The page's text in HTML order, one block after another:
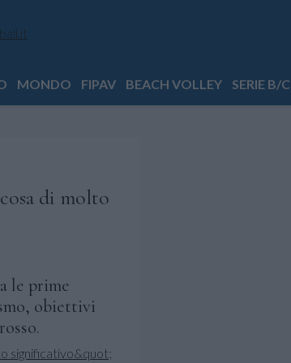
MONDO FIPAV BEACH VOLLEY SERIE B/C
di molto
le prime
obiettivi